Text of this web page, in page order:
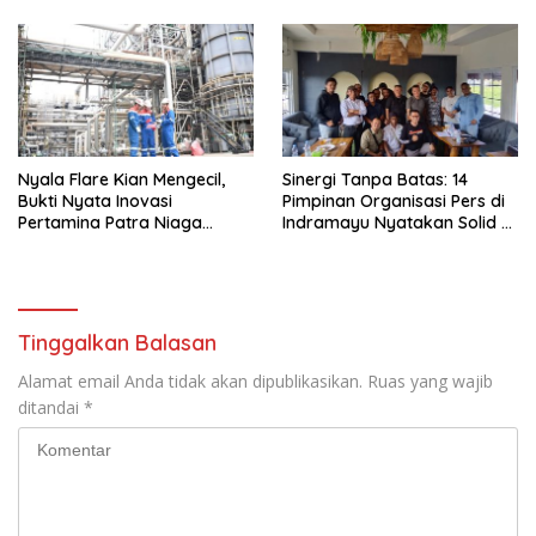
Nyala Flare Kian Mengecil,
Bukti Nyata Inovasi
Pertamina Patra Niaga
Sinergi Tanpa Batas: 14
Pimpinan Organisasi Pers di
Indramayu Nyatakan Solid di
Tinggalkan Balasan
Alamat email Anda tidak akan dipublikasikan. Ruas yang wajib
ditandai *